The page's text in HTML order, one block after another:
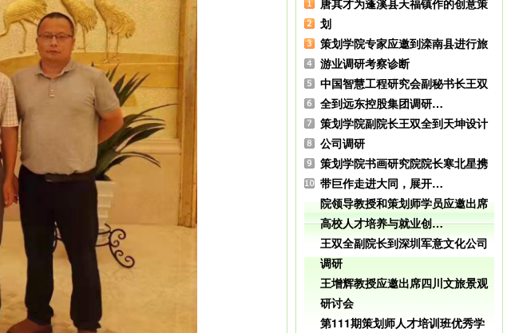
唐其才为蓬溪县天福镇作的创意策
划
策划学院专家应邀到滦南县进行旅
游业调研考察诊断
中国智慧工程研究会副秘书长王双
全到远东控股集团调研…
策划学院副院长王双全到天坤设计
公司调研
策划学院书画研究院院长寒北星携
带巨作走进大同，展开…
院领导教授和策划师学员应邀出席
高校人才培养与就业创…
王双全副院长到深圳军意文化公司
调研
王增辉教授应邀出席四川文旅景观
研讨会
第111期策划师人才培训班优秀学